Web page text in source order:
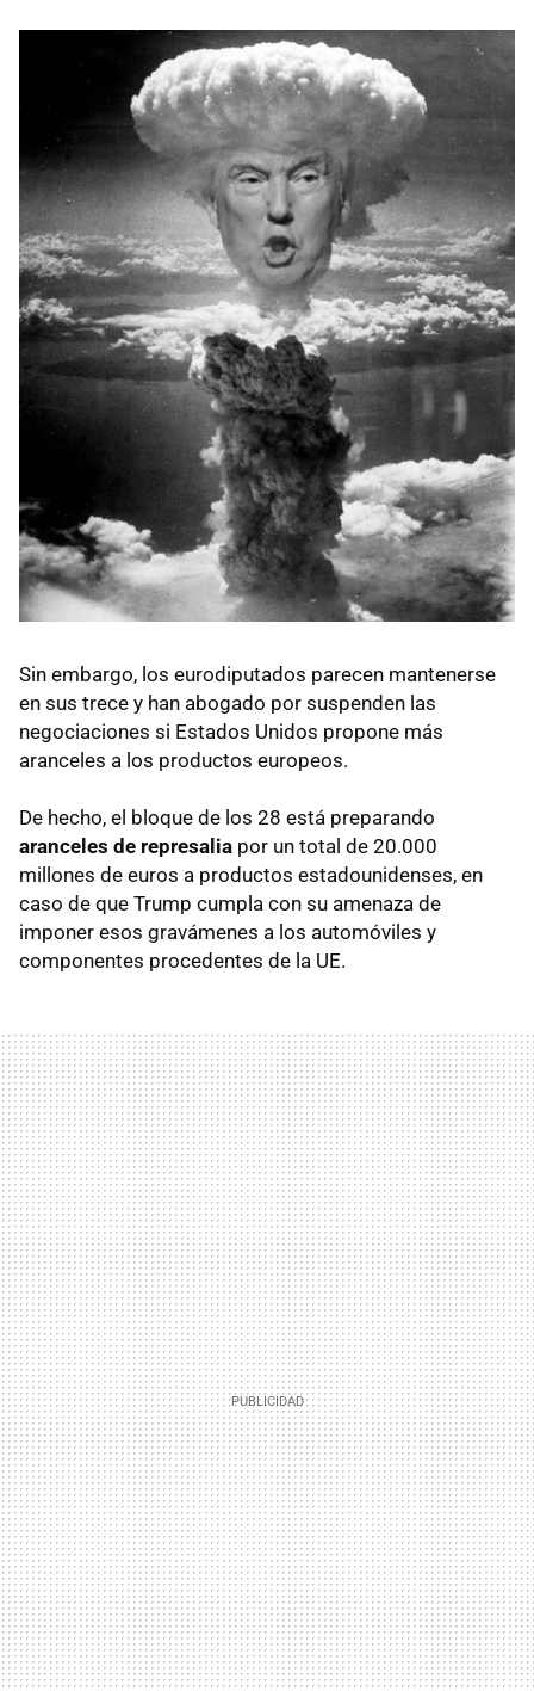
Sin embargo, los eurodiputados parecen mantenerse
en sus trece y han abogado por suspenden las
negociaciones si Estados Unidos propone más
aranceles a los productos europeos.
De hecho, el bloque de los 28 está preparando
aranceles de represalia por un total de 20.000
millones de euros a productos estadounidenses, en
caso de que Trump cumpla con su amenaza de
imponer esos gravámenes a los automóviles y
componentes procedentes de la UE.